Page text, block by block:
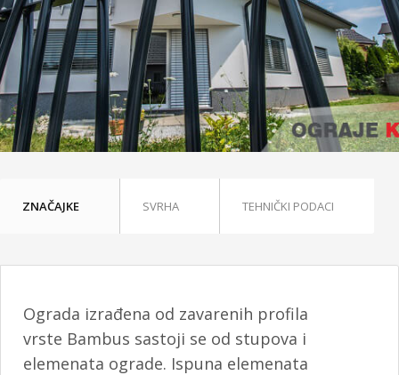
ZNAČAJKE SVRHA TEHNIČKI PODACI
Ograda izrađena od zavarenih profila
vrste Bambus sastoji se od stupova i
elemenata ograde. Ispuna elemenata